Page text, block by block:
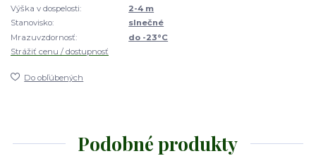
Výška v dospelosti:
2-4 m
Stanovisko:
slnečné
Mrazuvzdornosť:
do -23°C
Strážiť cenu / dostupnosť
Do obľúbených
Podobné produkty